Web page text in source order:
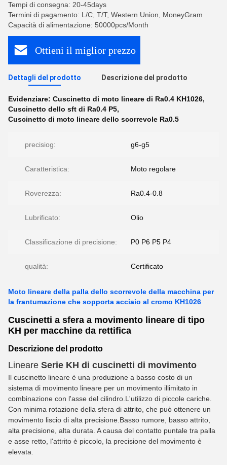
Tempi di consegna: 20-45days
Termini di pagamento: L/C, T/T, Western Union, MoneyGram
Capacità di alimentazione: 50000pcs/Month
Ottieni il miglior prezzo
Dettagli del prodotto Descrizione del prodotto
Evidenziare: Cuscinetto di moto lineare di Ra0.4 KH1026,
Cuscinetto dello sft di Ra0.4 P5,
Cuscinetto di moto lineare dello scorrevole Ra0.5
precisiog: g6-g5
Caratteristica: Moto regolare
Roverezza: Ra0.4-0.8
Lubrificato: Olio
Classificazione di precisione: P0 P6 P5 P4
qualità: Certificato
Moto lineare della palla dello scorrevole della macchina per
la frantumazione che sopporta acciaio al cromo KH1026
Cuscinetti a sfera a movimento lineare di tipo
KH per macchine da rettifica
Descrizione del prodotto
Lineare Serie KH di cuscinetti di movimento
Il cuscinetto lineare è una produzione a basso costo di un
sistema di movimento lineare per un movimento illimitato in
combinazione con l'asse del cilindro.L'utilizzo di piccole cariche.
Con minima rotazione della sfera di attrito, che può ottenere un
movimento liscio di alta precisione. Basso rumore, basso attrito,
alta precisione, alta durata. A causa del contatto puntale tra palla
e asse retto, l'attrito è piccolo, la precisione del movimento è
elevata.